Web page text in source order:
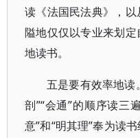
读《法国民法典》，
隘地仅仅以专业来划
地读书。
五是要有效率地读
剖”“会通”的顺序读三
意”和“明其理”奉为读